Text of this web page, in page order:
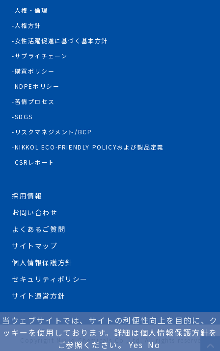
人権・倫理
人権方針
女性活躍促進に基づく基本方針
サプライチェーン
購買ポリシー
NDPEポリシー
苦情プロセス
SDGS
リスクマネジメント/BCP
NIKKOL ECO-FRIENDLY POLICYおよび製品定義
CSRレポート
採用情報
お問い合わせ
よくあるご質問
サイトマップ
個人情報保護方針
セキュリティポリシー
サイト運営方針
Copyright Nikko Chemicals Co.,Ltd. All rights reserved.
当ウェブサイトでは、サイトの利便性向上を目的に、ク
ッキーを使用しております。詳細は個人情報保護方針を
ご参照ください。
Yes No